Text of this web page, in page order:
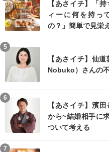
【あさイチ】「
ィーに何を持っ
の？」簡単で見栄
【あさイチ】仙
Nobuko）さんの
5
【あさイチ】濱
から~結婚相手に
ついて考える
6
7